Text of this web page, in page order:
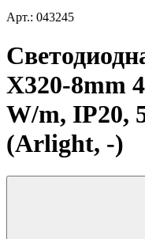
Арт.: 043245
X320-8mm
W/m, IP20,
(Arlight, -)